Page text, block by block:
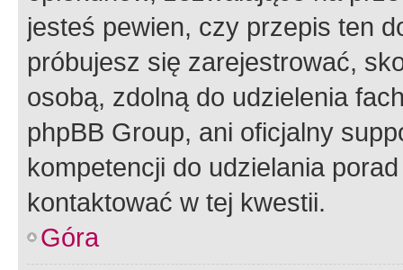
jesteś pewien, czy przepis ten
próbujesz się zarejestrować,
osobą, zdolną do udzielenia
phpBB Group, ani oficjalny
kompetencji do udzielania
kontaktować w tej kwestii.
Góra